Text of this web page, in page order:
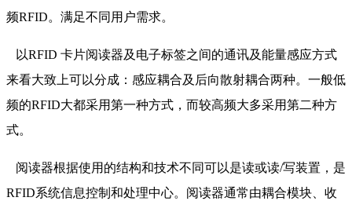
频RFID。满足不同用户需求。
以RFID 卡片阅读器及电子标签之间的通讯及能量感应方式
来看大致上可以分成：感应耦合及后向散射耦合两种。一般低
频的RFID大都采用第一种方式，而较高频大多采用第二种方
式。
阅读器根据使用的结构和技术不同可以是读或读/写装置，是
RFID系统信息控制和处理中心。阅读器通常由耦合模块、收